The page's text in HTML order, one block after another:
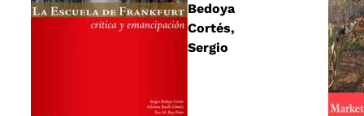
Bedoya
Cortés,
Sergio